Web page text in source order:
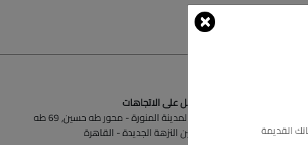
أحصل على الاتجاهات
ش المدينة المنورة - محور طه حسين, 69 طه
حسين النزهة الجديدة - القاهرة
القديمة